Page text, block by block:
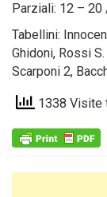
Parziali: 12 –
Tabellini:
Ghidoni, Rossi
Scarponi 2,
1338 Visite